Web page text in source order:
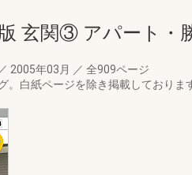
玄関③ アパート・
／ 2005年03月 ／ 全909ページ
。白紙ページを除き掲載しておりま